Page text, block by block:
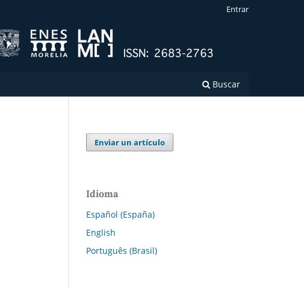
Buscar
Entrar
Enviar un artículo
Idioma
Español (España)
English
Português (Brasil)